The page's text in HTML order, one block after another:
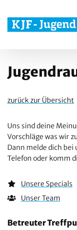
zurück zur Übersicht
Uns sind deine
Vorschläge was wir
Dann melde dich bei
Telefon oder komm
Unsere Specials
Unser Team
Betreuter